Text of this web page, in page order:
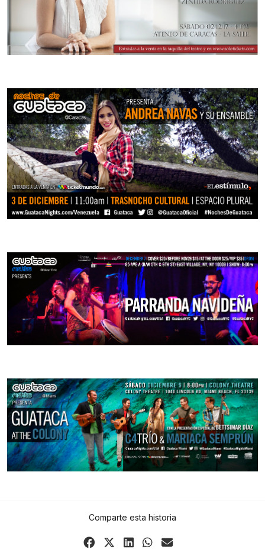
Comparte esta historia
Share Share ShareShareShare